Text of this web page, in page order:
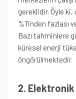
gereklidir. Öyle
%1’inden fazlası
Bazı tahminlere
küresel enerji
öngörülmektedir.
2. Elektronik